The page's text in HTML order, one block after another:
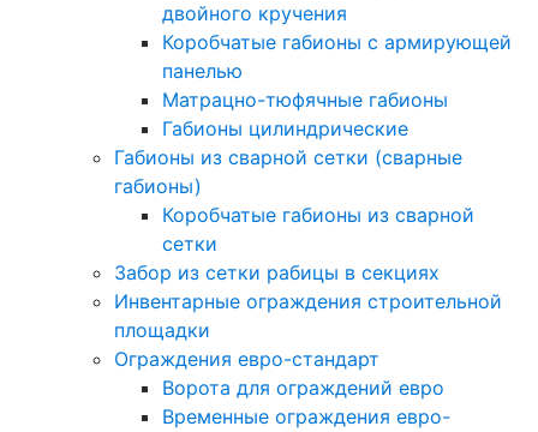
двойного кручения
Коробчатые габионы с армирующей
панелью
Матрацно-тюфячные габионы
Габионы цилиндрические
Габионы из сварной сетки (сварные
габионы)
Коробчатые габионы из сварной
сетки
Забор из сетки рабицы в секциях
Инвентарные ограждения строительной
площадки
Ограждения евро-стандарт
Ворота для ограждений евро
Временные ограждения евро-